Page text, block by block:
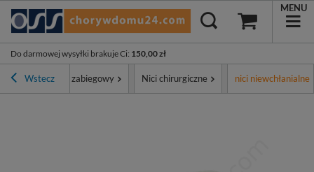
Do darmowej wysyłki brakuje Ci: 150,00 zł
MENU
WsteczSprzęt zabiegowy Nici chirurgiczne nici niewchłanialne